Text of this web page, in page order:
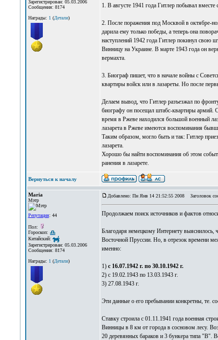
Зарегистрирован: 05.03.2006
Сообщения: 8174
Награды: 1(Детали)
1. В августе 1941 года Гитлер побывал
2. После поражения под Москвой в октябре-
дарила ему только победы, а теперь она
наступлений 1942 года Гитлер покинул свою
Винницу на Украине. В марте 1943 года он
вермахта.
3. Биограф пишет, что в начале войны с
квартиры войск или в лазареты. Но после
Делаем вывод, что Гитлер разъезжал по
биографу он посещал штабс-квартиры армий.
время в Ржеве находился большой военный
лазарета в Ржеве имеются воспоминания
Таким образом, могло быть и так: Гитлер
лазарета.
Хорошо бы найти воспоминания об этом
ранения в лазарете.
Вернуться к началу
Maria
Мэтр
Репутация: 44
Пол:
Гороскоп:
Китайский:
Зарегистрирован: 05.03.2006
Сообщения: 8174
Награды: 1(Детали)
Добавлено: Пн Янв 14 21:52:55 2008 Заголовок
Продолжаем поиск источников и фактов
Благодаря немецкому Интернету
Восточной Пруссии. Но, в отрезок времени
именно:
1) с 16.07.1942 г. по 30.10.1942 г.
2) с 19.02.1943 по 13.03.1943 г.
3) 27.08.1943 г.
Эти данные о его пребывании конкретны, те.
Ставку строила с 01.11.1941 года военная
Винницы в 8 км от города в сосновом лесу.
20 деревянных бараков и 3 бункера типа "В".